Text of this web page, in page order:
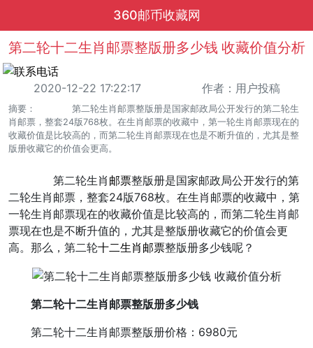
360邮币收藏网
第二轮十二生肖邮票整版册多少钱 收藏价值分析
2020-12-22 17:22:17 作者：用户投稿
摘要： 第二轮生肖邮票整版册是国家邮政局公开发行的第二轮生
肖邮票，整套24版768枚。在生肖邮票的收藏中，第一轮生肖邮票现在的
收藏价值是比较高的，而第二轮生肖邮票现在也是不断升值的，尤其是整
版册收藏它的价值会更高。
第二轮生肖 邮票整版册是国家邮政局公开发行的第
二轮生肖邮票，整套24版768枚。在生肖邮票的收藏中，第
一轮生肖邮票现在的收藏价值是比较高的，而第二轮生肖邮
票现在也是不断升值的，尤其是整版册收藏它的价值会更
高。那么，第二轮十二生肖邮票整版册多少钱呢？
第二轮十二生肖邮票整版册多少钱
第二轮十二生肖邮票整版册价格：6980元